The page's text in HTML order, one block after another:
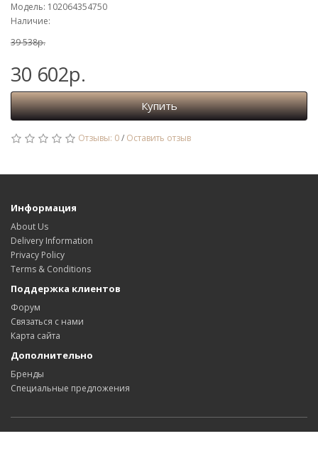
Модель: 102064354750
Наличие:
39 538р.
30 602р.
Купить
Отзывы: 0/ Оставить отзыв
Информация
About Us
Delivery Information
Privacy Policy
Terms & Conditions
Поддержка клиентов
Форум
Связаться с нами
Карта сайта
Дополнительно
Бренды
Специальные предложения